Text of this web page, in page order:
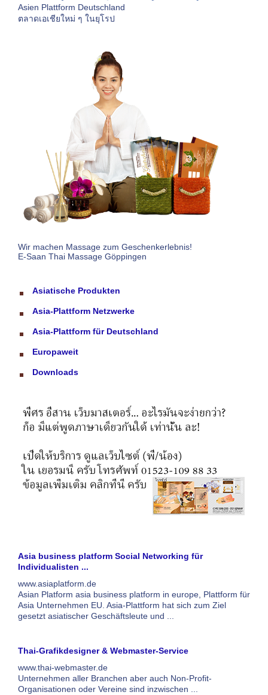
Asien Plattform Deutschland
ตลาดเอเชียใหม่ ๆ ในยุโรป
Wir machen Massage zum Geschenkerlebnis!
E-Saan Thai Massage Göppingen
Asiatische Produkten
Asia-Plattform Netzwerke
Asia-Plattform für Deutschland
Europaweit
Downloads
Asia business platform Social Networking für
Individualisten ...
www.asiaplatform.de
Asian Platform asia business platform in europe, Plattform für
Asia Unternehmen EU. Asia-Plattform hat sich zum Ziel
gesetzt asiatischer Geschäftsleute und ...
Thai-Grafikdesigner & Webmaster-Service
www.thai-webmaster.de
Unternehmen aller Branchen aber auch Non-Profit-
Organisationen oder Vereine sind inzwischen ...